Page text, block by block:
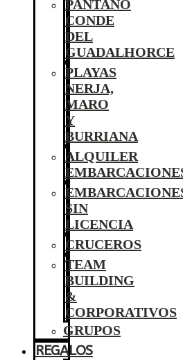
PANTANO
CONDE
DEL
GUADALHORCE
PLAYAS
NERJA,
MARO
Y
BURRIANA
ALQUILER
SIN
LICENCIA
CRUCEROS
TEAM
BUILDING
&
CORPORATIVOS
GRUPOS
REGALOS